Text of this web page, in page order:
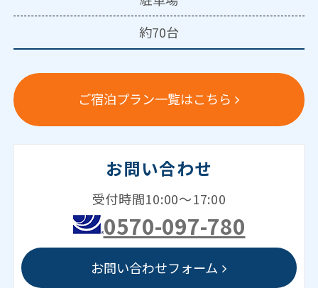
約70台
ご宿泊プラン一覧はこちら
お問い合わせ
受付時間10:00～17:00
0570-097-780
お問い合わせフォーム